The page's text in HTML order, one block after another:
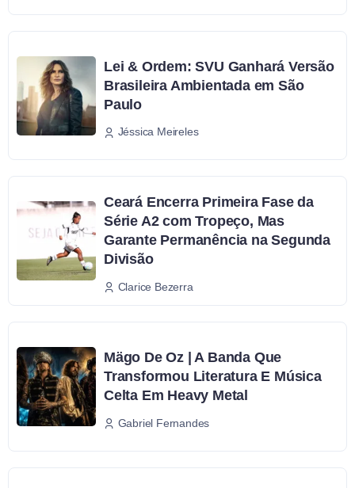
Lei & Ordem: SVU Ganhará Versão
Brasileira Ambientada em São
Paulo
Jéssica Meireles
Ceará Encerra Primeira Fase da
Série A2 com Tropeço, Mas
Garante Permanência na Segunda
Divisão
Clarice Bezerra
Mägo De Oz | A Banda Que
Transformou Literatura E Música
Celta Em Heavy Metal
Gabriel Fernandes